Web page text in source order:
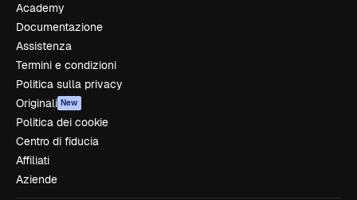
Academy
Documentazione
Assistenza
Termini e condizioni
Politica sulla privacy
Originali New
Politica dei cookie
Centro di fiducia
Affiliati
Aziende